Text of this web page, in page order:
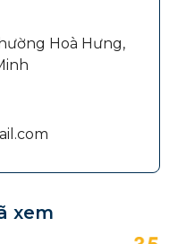
Hoà Hưng,
xem